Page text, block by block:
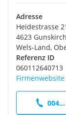
LG4 Schluss- -
LP2 Innen-
M3E
M60 Generator
M72 Fahrzeug
MJ8 ECO
MK8
MO5
MS1
MX0
Adresse
Heidestrasse
4623
Wels-Land,
Referenz ID
060112640713
Firmenwebsite